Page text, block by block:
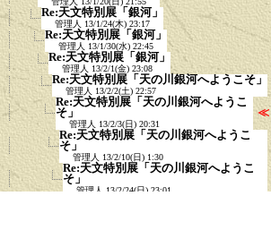
Re:天文特別展「銀河」
管理人 13/1/24(木) 23:17
Re:天文特別展「銀河」
管理人 13/1/30(水) 22:45
Re:天文特別展「銀河」
管理人 13/2/1(金) 23:08
Re:天文特別展「天の川銀河へようこそ」
管理人 13/2/2(土) 22:57
Re:天文特別展「天の川銀河へようこ
そ」
管理人 13/2/3(日) 20:31
≪
Re:天文特別展「天の川銀河へようこ
そ」
管理人 13/2/10(日) 1:30
Re:天文特別展「天の川銀河へようこ
そ」
管理人 13/2/24(日) 23:01